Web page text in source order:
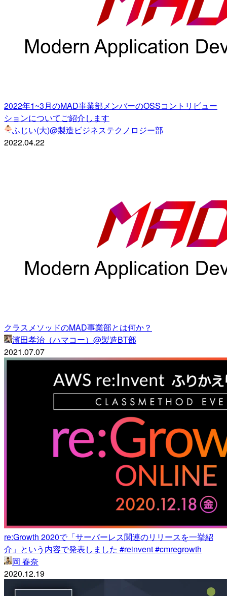
2022年1~3月のMAD事業部メンバーのOSSコントリビュー
ションについてご紹介します
ふじい(大)@製造ビジネステクノロジー部
2022.04.22
クラスメソッドのMAD事業部とは何か？
濱田孝治（ハマコー）@製造BT部
2021.07.07
re:Growth 2020で「サーバーレス関連のリリースを一挙紹
介」という内容で発表しました #reinvent #cmregrowth
岡 春奈
2020.12.19